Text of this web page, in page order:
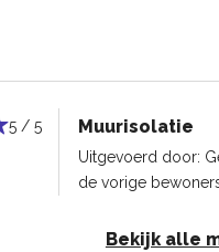
5 / 5
Muurisolatie
Uitgevoerd door:
de vorige
Bekijk alle